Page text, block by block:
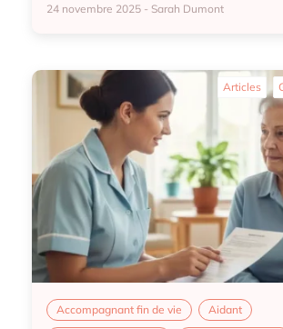
24 novembre 2025 - Sarah Dumont
Mort Portrait de pro
Accompagnant fin de vie Aidant
Articles